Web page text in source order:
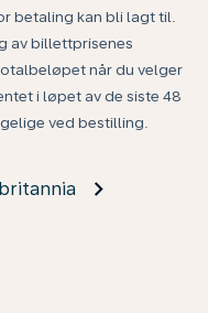
betaling kan bli lagt til.
av billettprisenes
når du velger
i løpet av de siste 48
ved bestilling.